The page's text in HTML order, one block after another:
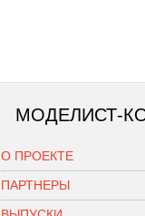
МОДЕЛИСТ-
О ПРОЕКТЕ
ПАРТНЕРЫ